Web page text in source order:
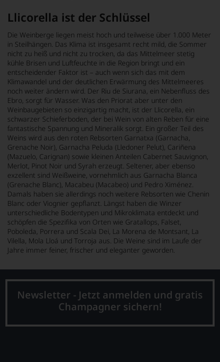
Llicorella ist der Schlüssel
Die Weinberge liegen meist hoch und teilweise über 1.000 Meter
in Steilhängen. Das Klima ist insgesamt recht mild, die Sommer
nicht zu heiß und nicht zu trocken, da das Mittelmeer stetig
kühle Brisen und Luftfeuchte in die Region bringt und ein
entscheidender Faktor ist – auch wenn sich das mit dem
Klimawandel und der deutlichen Erwärmung des Mittelmeeres
noch weiter ändern wird. Der Riu de Siurana, ein Nebenfluss des
Ebro, sorgt für Wasser. Was den Priorat aber unter den
Weinbaugebieten so einzigartig macht, ist der Llicorella, ein
schwarzer Schieferboden, der bei Wein von alten Reben für eine
fantastische Spannung und Mineralik sorgt. Ein großer Teil des
Weins wird aus den roten Rebsorten Garnatxa (Garnacha,
Grenache Noir), Garnacha Peluda (Lledoner Pelut), Cariñena
(Mazuelo, Carignan) sowie kleinen Anteilen Cabernet Sauvignon,
Merlot, Pinot Noir und Syrah erzeugt. Seltener, aber ebenso
exzellent sind Weißweine, vornehmlich aus Garnacha Blanca
(Grenache Blanc), Macabeu (Macabeo) und Pedro Ximénez.
Damals haben sie allerdings noch weitere Rebsorten wie Chenin
Blanc oder Viognier gepflanzt. Längst haben die Winzer
unterschiedliche Bodentypen und Mikroklimata entdeckt und
schöpfen die Spezifika von Orten wie Gratallops, Falset,
Poboleda, Porrera und Scala Dei, La Morena de Montsant, La
Vilella, Mola Lloá und Torroja aus. Die Weine sind im Laufe der
Jahre immer feiner, frischer und eleganter geworden.
Newsletter - Jetzt anmelden und gratis
Champagner sichern!